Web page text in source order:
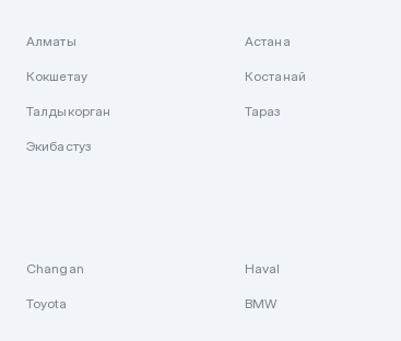
Алматы Астана
Кокшетау Костанай
Талдыкорган Тараз
Экибастуз
Changan Haval
Toyota BMW